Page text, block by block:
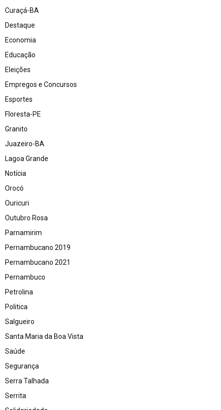
Curaçá-BA
Destaque
Economia
Educação
Eleições
Empregos e Concursos
Esportes
Floresta-PE
Granito
Juazeiro-BA
Lagoa Grande
Notícia
Orocó
Ouricuri
Outubro Rosa
Parnamirim
Pernambucano 2019
Pernambucano 2021
Pernambuco
Petrolina
Politica
Salgueiro
Santa Maria da Boa Vista
Saúde
Segurança
Serra Talhada
Serrita